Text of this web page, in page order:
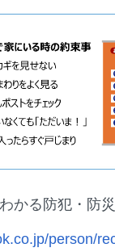
かる防犯・防災
person/